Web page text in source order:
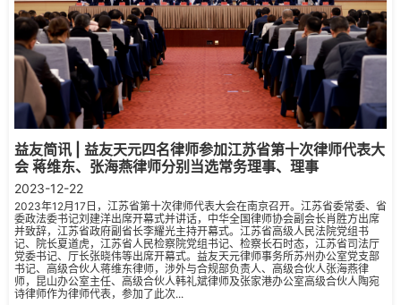
益友简讯 | 益友天元四名律师参加江苏省第十次律师代表大
会 蒋维东、张海燕律师分别当选常务理事、理事
2023-12-22
2023年12月17日，江苏省第十次律师代表大会在南京召开。江苏省委常委、省
委政法委书记刘建洋出席开幕式并讲话，中华全国律师协会副会长肖胜方出席
并致辞，江苏省政府副省长李耀光主持开幕式。江苏省高级人民法院党组书
记、院长夏道虎，江苏省人民检察院党组书记、检察长石时态，江苏省司法厅
党委书记、厅长张晓伟等出席开幕式。益友天元律师事务所苏州办公室党支部
书记、高级合伙人蒋维东律师，涉外与合规部负责人、高级合伙人张海燕律
师，昆山办公室主任、高级合伙人韩礼斌律师及张家港办公室高级合伙人陶宛
诗律师作为律师代表，参加了此次...